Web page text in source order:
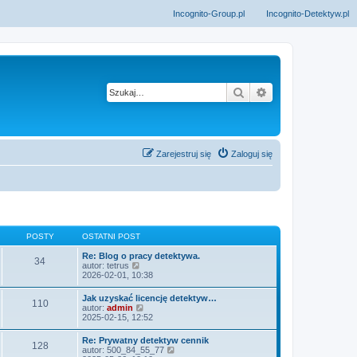
Incognito-Detektyw.pl
Incognito-Group.pl
Szukaj
Zaloguj się
Zarejestruj się
POSTY OSTATNI POST
34
Re: Blog o pracy detektywa.
autor: tetrus
y
i
e
t
l
n
a
2026-02-01, 10:38
110
Jak uzyskać licencję detektyw…
autor: admin
y
w
i
e
2025-02-15, 12:52
128
Re: Prywatny detektyw cennik
autor: 500_84_55_77